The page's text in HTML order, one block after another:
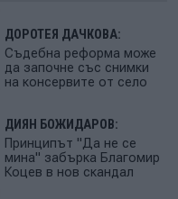
ДОРОТЕЯ ДАЧКОВА:
Съдебна реформа може
да започне със снимки
на консервите от село
ДИЯН БОЖИДАРОВ:
Принципът "Да не се
мина" забърка Благомир
Коцев в нов скандал